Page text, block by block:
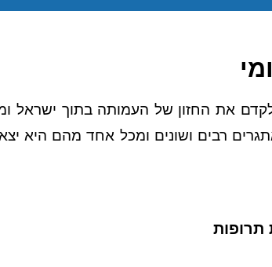
את החזון של העמותה בתוך ישראל
רבים ושונים ומכל אחד מהם היא
תרופות